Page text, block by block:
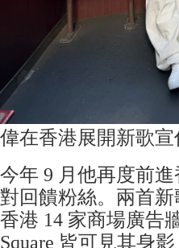
偉在香港展開新歌
今年 9 月他再度前
對回饋粉絲。兩首
香港 14 家商場廣告
Square 皆可見其身